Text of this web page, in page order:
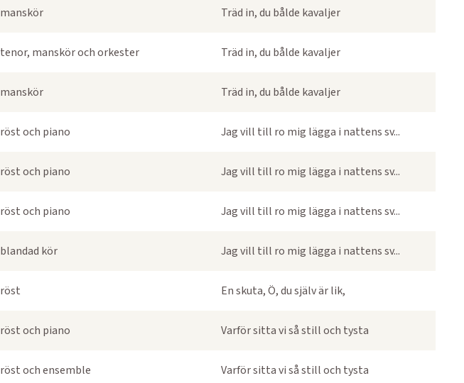
manskör Träd in, du bålde kavaljer
tenor, manskör och orkester Träd in, du bålde kavaljer
manskör Träd in, du bålde kavaljer
röst och piano Jag vill till ro mig lägga i nattens sv...
röst och piano Jag vill till ro mig lägga i nattens sv...
röst och piano Jag vill till ro mig lägga i nattens sv...
blandad kör Jag vill till ro mig lägga i nattens sv...
röst En skuta, Ö, du själv är lik,
röst och piano Varför sitta vi så still och tysta
röst och ensemble Varför sitta vi så still och tysta